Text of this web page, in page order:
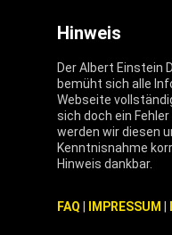
Hinweis
Der Albert Einstein
bemüht sich alle
Webseite
sich doch ein
werden wir diesen
Kenntnisnahme
Hinweis dankbar.
FAQ IMPRESSUM